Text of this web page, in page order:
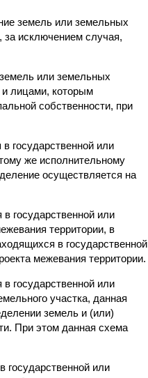
земель или земельных
за исключением случая,
или земельных
и лицами, которым
собственности, при
государственной или
же исполнительному
осуществляется на
государственной или
территории, в
в государственной
межевания территории.
государственной или
участка, данная
земель и (или)
При этом данная схема
государственной или